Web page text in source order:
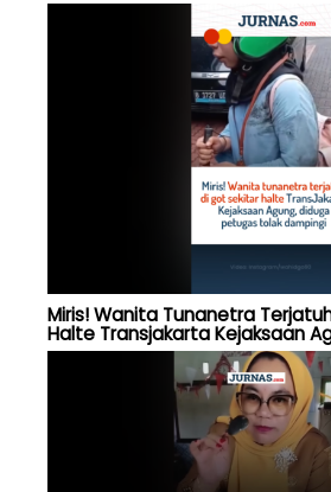
Miris! Wanita Tunanetra
Halte Transjakarta Kejaksaan